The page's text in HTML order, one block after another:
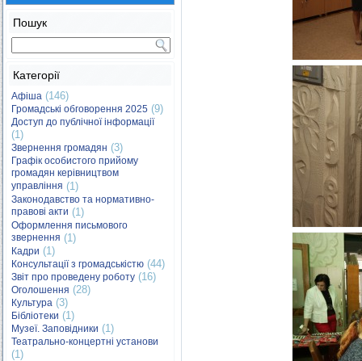
Пошук
Категорії
Афіша (146)
Громадські обговорення 2025 (9)
Доступ до публічної інформації
(1)
Звернення громадян (3)
Графік особистого прийому
громадян керівництвом
управління (1)
Законодавство та нормативно-
правові акти (1)
Оформлення письмового
звернення (1)
Кадри (1)
Консультації з громадськістю (44)
Звіт про проведену роботу (16)
Оголошення (28)
Культура (3)
Бібліотеки (1)
Музеї. Заповідники (1)
Театрально-концертні установи
(1)